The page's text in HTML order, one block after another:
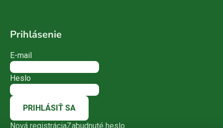
Prihlásenie
E-mail
Heslo
PRIHLÁSIŤ SA
Nová registráciaZabudnuté heslo